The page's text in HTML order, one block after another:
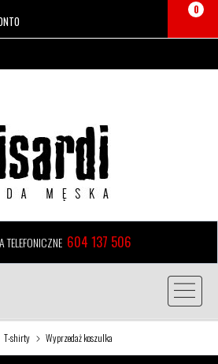
0
TELEFONICZNE 604 137 506
T-shirty Wyprzedaż koszulka